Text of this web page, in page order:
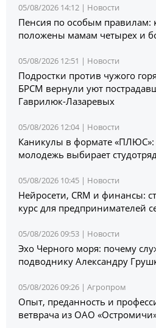
05/08/2026 14:12 | Новости
Пенсия по особым правилам:
положены мамам четырех и
05/08/2026 12:51 | Новости
Подростки против чужого
БРСМ вернули уют
Гаврилюк-Лазаревых
05/08/2026 12:04 | Новости
Каникулы в формате «ПЛЮС»:
молодежь выбирает
05/08/2026 10:45 | Новости
Нейросети, CRM и финансы:
курс для предпринимателей
05/08/2026 09:53 | Новости
Эхо Черного моря: почему
подводнику Александру
05/08/2026 09:26 | Агропром
Опыт, преданность и
ветврача из ОАО